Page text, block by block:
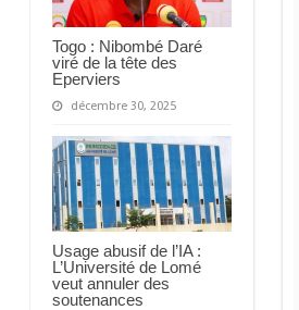
Togo : Nibombé Daré
viré de la tête des
Eperviers
décembre 30, 2025
Usage abusif de l’IA :
L’Université de Lomé
veut annuler des
soutenances